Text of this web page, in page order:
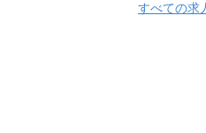
すべての求